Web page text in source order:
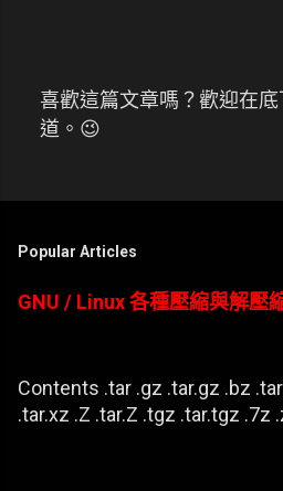
張
喜歡這篇文章嗎？歡迎在
道。😉
Popular Articles
GNU / Linux 各種壓縮與解壓
Contents .tar .gz .tar.gz .bz
.tar.xz .Z .tar.Z .tgz .tar.tgz .7z